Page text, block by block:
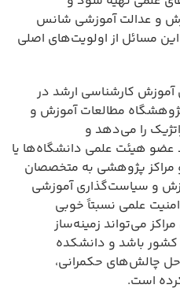
و عدالت آموزشی شانس
این مسائل از اولویت‌های اصلی
آموزش کارشناسی ارشد در
مطالعات آموزش و
را می‌دهد و
عضو هیئت علمی دانشگاه‌ها یا
مراکز پژوهشی به متخصصان
و سیاست‌گذاری آموزشی
علمی نسبتاً خوبی
می‌تواند زمینه‌ساز
کشور باشد و دانشکده
حل چالش‌های حکمرانی،
است.